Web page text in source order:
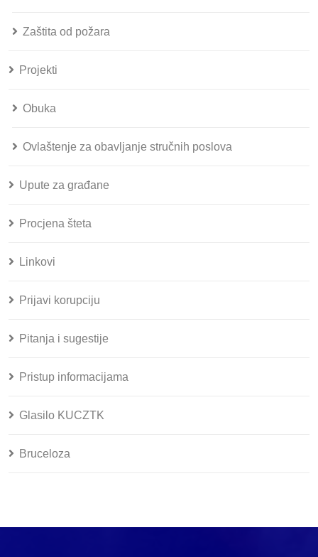
Zaštita od požara
Projekti
Obuka
Ovlaštenje za obavljanje stručnih poslova
Upute za građane
Procjena šteta
Linkovi
Prijavi korupciju
Pitanja i sugestije
Pristup informacijama
Glasilo KUCZTK
Bruceloza